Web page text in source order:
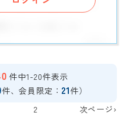
件中1-20件表示
件、会員限定： 21件）
2 次ページ›